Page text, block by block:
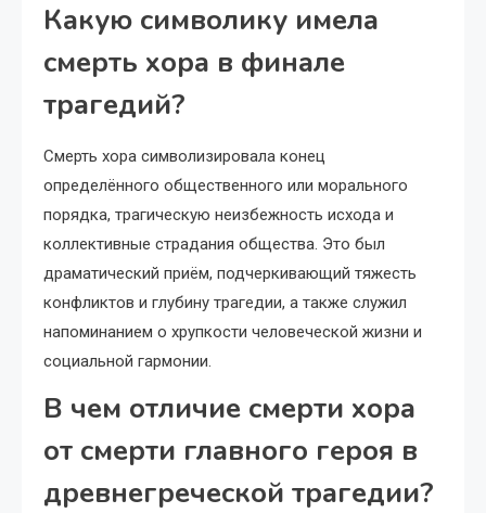
Какую символику имела
смерть хора в финале
трагедий?
Смерть хора символизировала конец
определённого общественного или морального
порядка, трагическую неизбежность исхода и
коллективные страдания общества. Это был
драматический приём, подчеркивающий тяжесть
конфликтов и глубину трагедии, а также служил
напоминанием о хрупкости человеческой жизни и
социальной гармонии.
В чем отличие смерти хора
от смерти главного героя в
древнегреческой трагедии?